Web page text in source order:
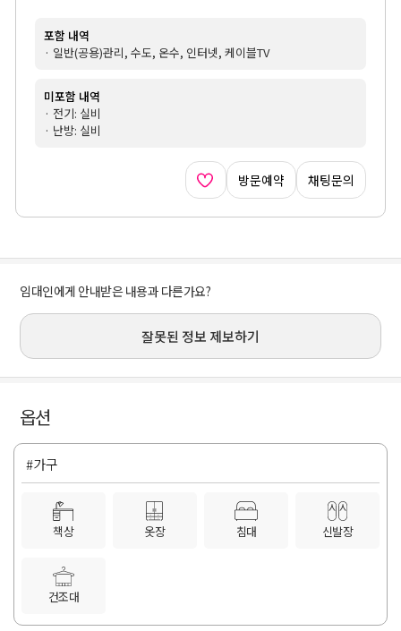
포함 내역
· 일반(공용)관리, 수도, 온수, 인터넷, 케이블TV
미포함 내역
· 전기: 실비
· 난방: 실비
방문예약 채팅문의
임대인에게 안내받은 내용과 다른가요?
잘못된 정보 제보하기
옵션
#가구
책상 옷장 침대 신발장
건조대